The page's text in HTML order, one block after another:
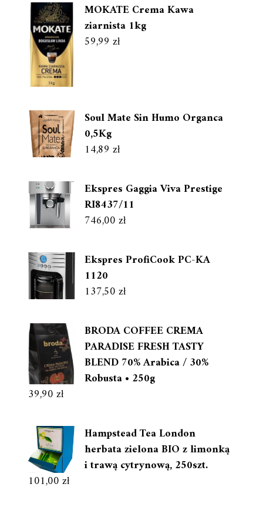
MOKATE Crema Kawa
ziarnista 1kg
59,99 zł
Soul Mate Sin Humo Organca
0,5Kg
14,89 zł
Ekspres Gaggia Viva Prestige
RI8437/11
746,00zł
Ekspres ProfiCook PC-KA
1120
137,50zł
BRODA COFFEE CREMA
PARADISE FRESH TASTY
BLEND 70% Arabica / 30%
Robusta • 250g
39,90zł
Hampstead Tea London
herbata zielona BIO z limonką
i trawą cytrynową, 250szt.
101,00zł